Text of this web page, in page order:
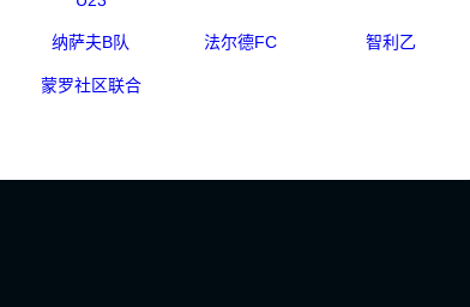
纳萨夫B队 法尔德FC 智利乙
蒙罗社区联合